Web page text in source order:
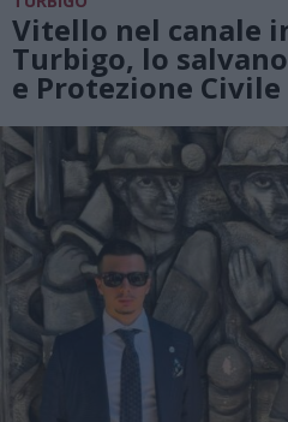
Vitello nel canale
Turbigo, lo
e Protezione Civile